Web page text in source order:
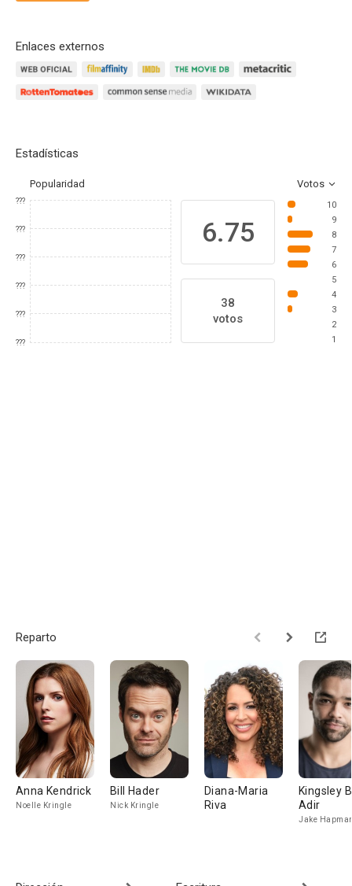
Enlaces externos
Estadísticas
Popularidad Votos
???
???
???
???
???
???
6.75
38
votos
10
9
8
7
6
5
4
3
2
1
Reparto
Anna Kendrick
Noelle Kringle
Bill Hader
Nick Kringle
Diana-Maria
Riva
Kingsley
Adir
Jake